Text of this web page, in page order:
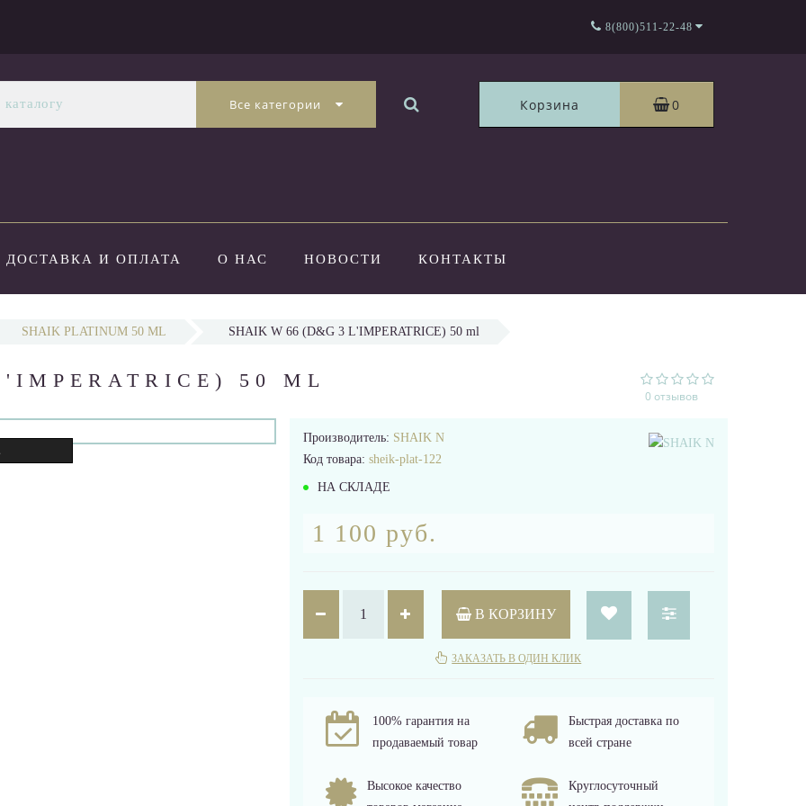
8(800)511-22-48
Все категории Корзина 0
ДОСТАВКА И ОПЛАТА О НАС НОВОСТИ КОНТАКТЫ
SHAIK PLATINUM 50 ML SHAIK W 66 (D&G 3 L'IMPERATRICE) 50 ml
50 ML
0 отзывов
Производитель: SHAIK N
Код товара: sheik-plat-122
НА СКЛАДЕ
1 100 руб.
В КОРЗИНУ
ЗАКАЗАТЬ В ОДИН КЛИК
100% гарантия на
продаваемый товар
Быстрая доставка по
всей стране
Высокое качество
Круглосуточный